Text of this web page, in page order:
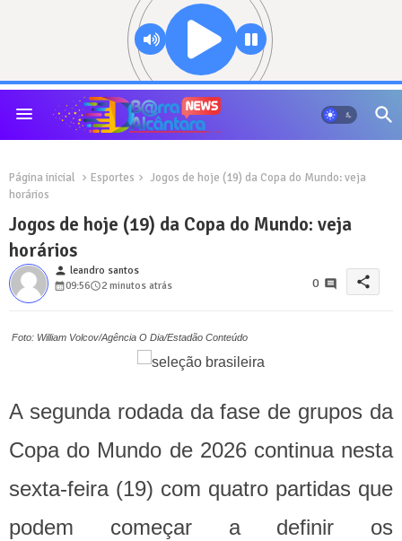
Página inicial Esportes
Jogos de hoje (19) da Copa do Mundo: veja
horários
Jogos de hoje (19) da Copa do Mundo: veja
horários
person leandro santos
09:56
2 minutos atrás 0 share
Foto: William Volcov/Agência O Dia/Estadão Conteúdo
A segunda rodada da fase de grupos da
Copa do Mundo de 2026 continua nesta
sexta-feira (19) com quatro partidas que
podem começar a definir os